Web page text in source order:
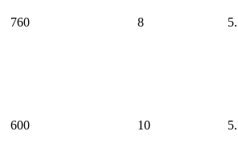
760 8
600 10